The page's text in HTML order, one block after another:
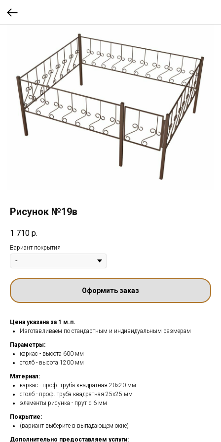
Рисунок №19в
1 710 р.
Вариант покрытия
Оформить заказ
Цена указана за 1 м.п.
Изготавливаем по стандартным и индивидуальным размерам
Параметры:
каркас - высота 600 мм
столб - высота 1200 мм
Материал:
каркас - проф. труба квадратная 20х20 мм
столб - проф. труба квадратная 25х25 мм
элементы рисунка - прут d 6 мм
Покрытие:
(вариант выберите в выпадающем окне)
Дополнительно предоставляем услуги: